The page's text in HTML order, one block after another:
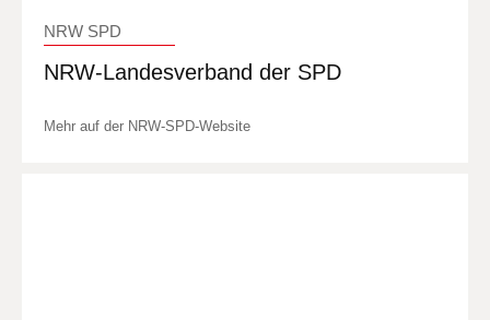
NRW SPD
NRW-Landesverband der SPD
Mehr auf der NRW-SPD-Website